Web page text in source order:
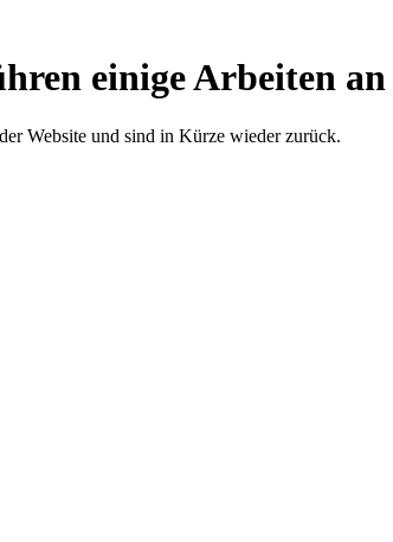
einige Arbeiten
Website und sind in Kürze wieder zurück.